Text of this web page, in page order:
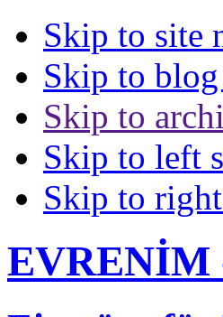
Skip to site
Skip to
Skip to
Skip to left
Skip to
EVRENİM